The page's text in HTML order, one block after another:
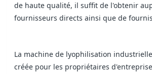
de haute qualité, il suffit de l'obtenir
fournisseurs directs ainsi que de
La machine de lyophilisation
créée pour les propriétaires